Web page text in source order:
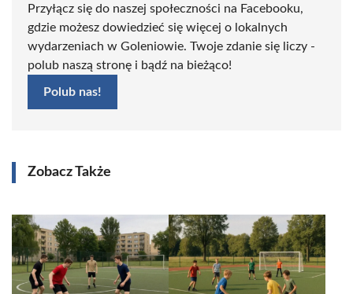
Przyłącz się do naszej społeczności na Facebooku,
gdzie możesz dowiedzieć się więcej o lokalnych
wydarzeniach w Goleniowie. Twoje zdanie się liczy -
polub naszą stronę i bądź na bieżąco!
Polub nas!
Zobacz Także